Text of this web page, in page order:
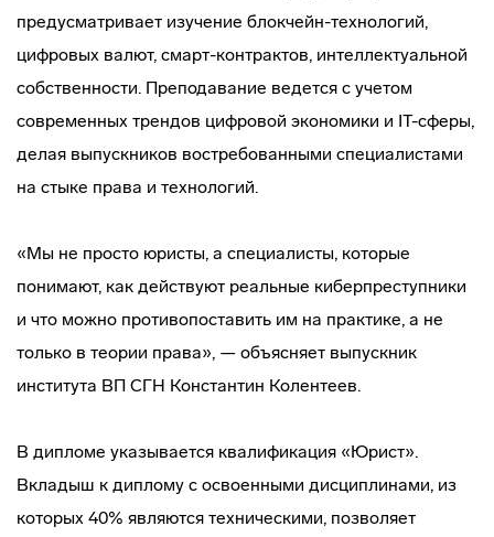
предусматривает изучение блокчейн-технологий,
цифровых валют, смарт-контрактов, интеллектуальной
собственности. Преподавание ведется с учетом
современных трендов цифровой экономики и IT-сферы,
делая выпускников востребованными специалистами
на стыке права и технологий.
«Мы не просто юристы, а специалисты, которые
понимают, как действуют реальные киберпреступники
и что можно противопоставить им на практике, а не
только в теории права», — объясняет выпускник
института ВП СГН Константин Колентеев.
В дипломе указывается квалификация «Юрист».
Вкладыш к диплому с освоенными дисциплинами, из
которых 40% являются техническими, позволяет